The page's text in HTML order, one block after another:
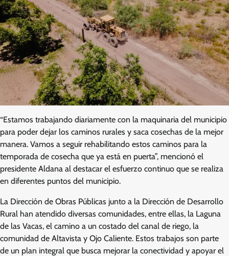
“Estamos trabajando diariamente con la maquinaria del municipio
para poder dejar los caminos rurales y saca cosechas de la mejor
manera. Vamos a seguir rehabilitando estos caminos para la
temporada de cosecha que ya está en puerta”, mencionó el
presidente Aldana al destacar el esfuerzo continuo que se realiza
en diferentes puntos del municipio.
La Dirección de Obras Públicas junto a la Dirección de Desarrollo
Rural han atendido diversas comunidades, entre ellas, la Laguna
de las Vacas, el camino a un costado del canal de riego, la
comunidad de Altavista y Ojo Caliente. Estos trabajos son parte
de un plan integral que busca mejorar la conectividad y apoyar el